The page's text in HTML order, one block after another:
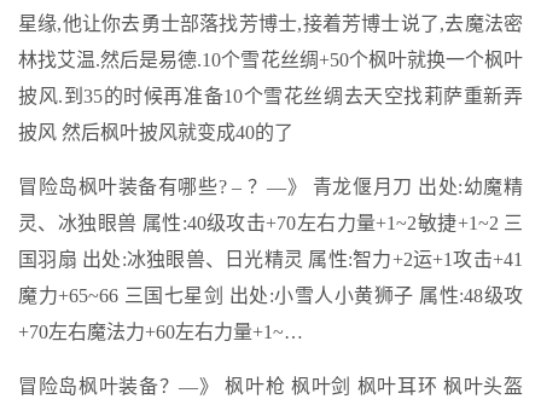
星缘,他让你去勇士部落找芳博士,接着芳博士说了,去魔法密
林找艾温.然后是易德.10个雪花丝绸+50个枫叶就换一个枫叶
披风.到35的时候再准备10个雪花丝绸去天空找莉萨重新弄
披风 然后枫叶披风就变成40的了
冒险岛枫叶装备有哪些? – ？—》 青龙偃月刀 出处:幼魔精
灵、冰独眼兽 属性:40级攻击+70左右力量+1~2敏捷+1~2 三
国羽扇 出处:冰独眼兽、日光精灵 属性:智力+2运+1攻击+41
魔力+65~66 三国七星剑 出处:小雪人小黄狮子 属性:48级攻
+70左右魔法力+60左右力量+1~…
冒险岛枫叶装备？—》 枫叶枪 枫叶剑 枫叶耳环 枫叶头盔